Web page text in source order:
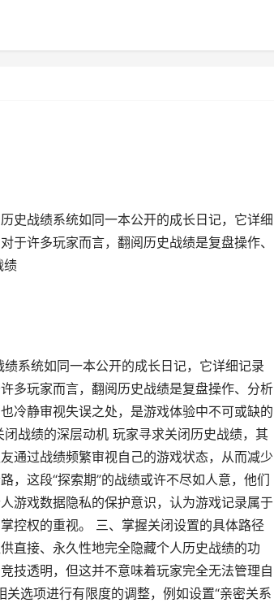
史战绩系统如同一本公开的成长日记，它详细
于许多玩家而言，翻阅历史战绩是复盘操作、
绩
系统如同一本公开的成长日记，它详细记录
多玩家而言，翻阅历史战绩是复盘操作、分析
冷静审视失误之处，是游戏体验中不可或缺的
战绩的深层动机 玩家寻求关闭历史战绩，其
通过战绩频繁审视自己的游戏状态，从而减少
，这段“探索期”的战绩或许不尽如人意，他们
游戏数据隐私的保护意识，认为游戏记录属于
控权的重视。 三、掌握关闭设置的具体路径
直接、永久性地完全隐藏个人历史战绩的功
技透明，但这并不意味着玩家完全无法管理自
关选项进行有限度的调整，例如设置“亲密关系